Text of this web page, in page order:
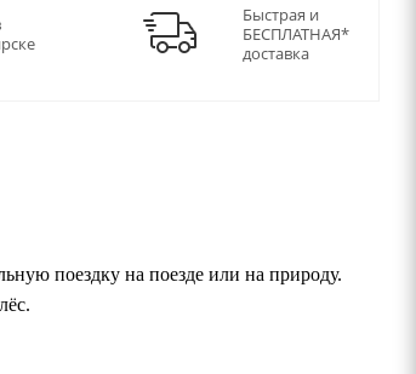
Быстрая и
БЕСПЛАТНАЯ*
доставка
поездку на поезде или на природу.